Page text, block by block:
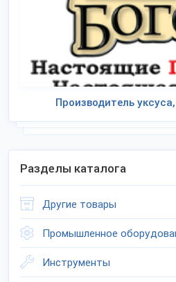
Производитель
Разделы каталога
Другие товары
Промышленное
Инструменты